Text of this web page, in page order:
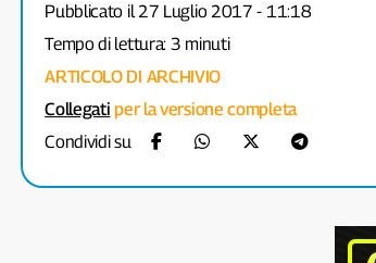
Pubblicato il 27 Luglio 2017 - 11:18
Tempo di lettura: 3 minuti
ARTICOLO DI ARCHIVIO
Collegati per la versione completa
Condividi su